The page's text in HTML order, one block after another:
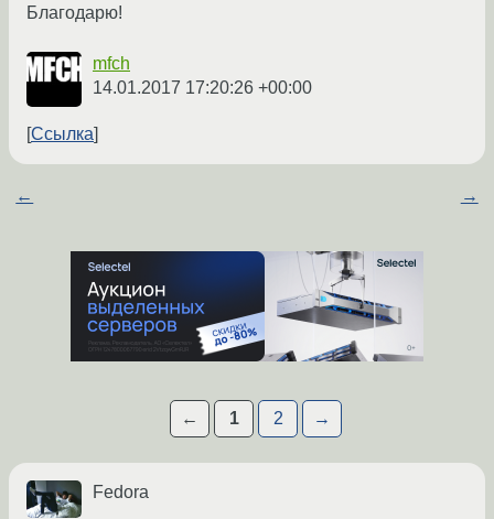
Благодарю!
mfch
14.01.2017 17:20:26 +00:00
Ссылка
← →
← 1 2 →
Fedora